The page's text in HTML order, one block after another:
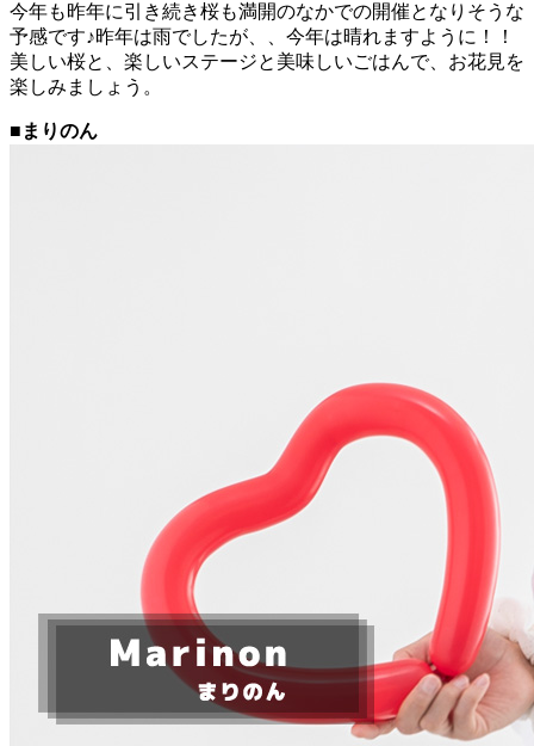
今年も昨年に引き続き桜も満開のなかでの開催となりそうな
予感です♪昨年は雨でしたが、、今年は晴れますように！！
美しい桜と、楽しいステージと美味しいごはんで、お花見を
楽しみましょう。
■まりのん